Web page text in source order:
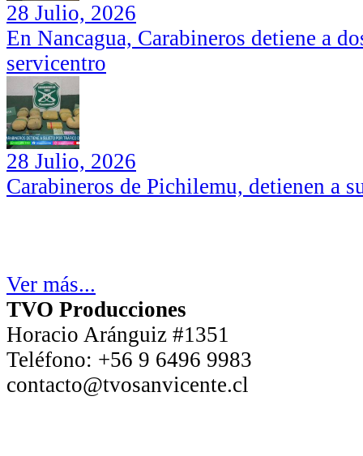
28 Julio, 2026
En Nancagua, Carabineros detiene a
servicentro
28 Julio, 2026
Carabineros de Pichilemu, detienen a
Ver más...
TVO Producciones
Horacio Aránguiz #1351
Teléfono: +56 9 6496 9983
contacto@tvosanvicente.cl